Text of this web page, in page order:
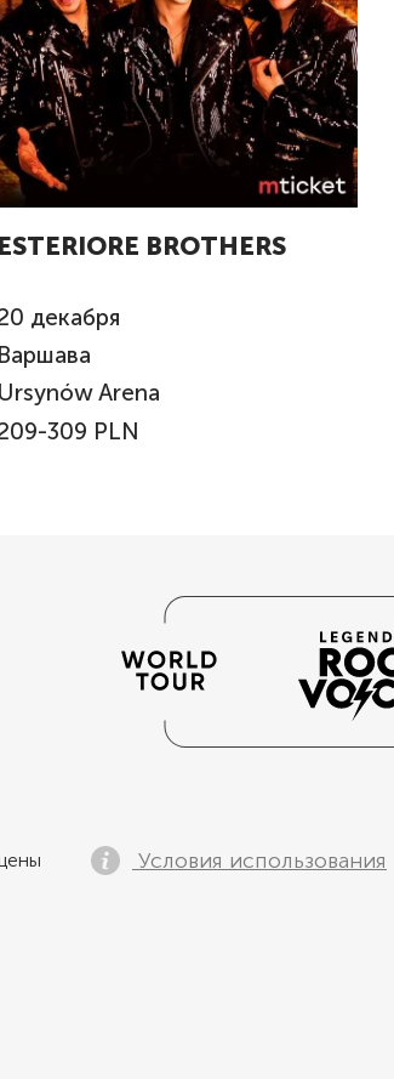
ESTERIORE BROTHERS
декабря
Варшава
Ursynów Arena
309 PLN
Условия использования